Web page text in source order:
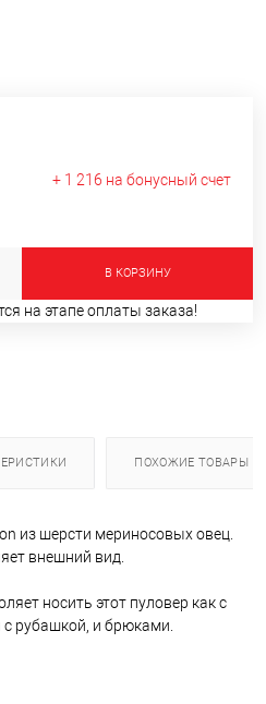
+ 1 216 на бонусный счет
В КОРЗИНУ
на этапе оплаты заказа!
ПОХОЖИЕ ТОВАРЫ
из шерсти мериносовых овец.
внешний вид.
носить этот пуловер как с
рубашкой, и брюками.